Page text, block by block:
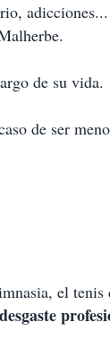
de su vida.
de ser
el tenis
desgaste